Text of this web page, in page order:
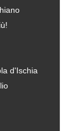
d'Ischia